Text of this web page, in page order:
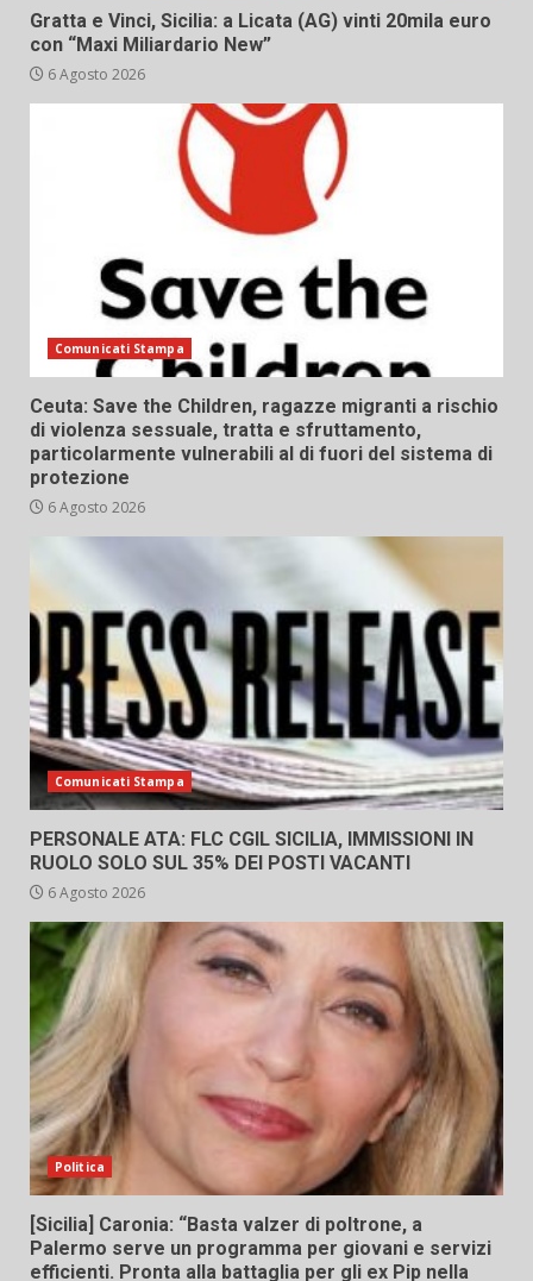
Gratta e Vinci, Sicilia: a Licata (AG) vinti 20mila euro
con “Maxi Miliardario New”
6 Agosto 2026
Comunicati Stampa
Ceuta: Save the Children, ragazze migranti a rischio
di violenza sessuale, tratta e sfruttamento,
particolarmente vulnerabili al di fuori del sistema di
protezione
6 Agosto 2026
Comunicati Stampa
PERSONALE ATA: FLC CGIL SICILIA, IMMISSIONI IN
RUOLO SOLO SUL 35% DEI POSTI VACANTI
6 Agosto 2026
Politica
[Sicilia] Caronia: “Basta valzer di poltrone, a
Palermo serve un programma per giovani e servizi
efficienti. Pronta alla battaglia per gli ex Pip nella